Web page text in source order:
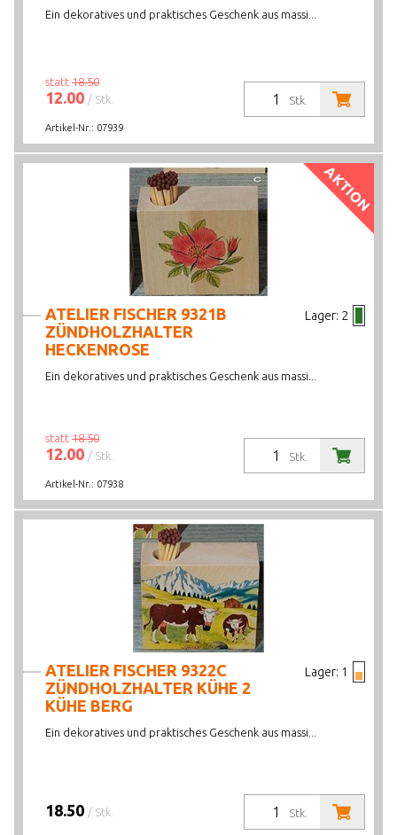
Ein dekoratives und praktisches Geschenk aus massi...
Stk.
statt 18.50
12.00 / Stk.
Artikel-Nr.: 07939
AKTION
Lager: 2
ATELIER FISCHER 9321B
ZÜNDHOLZHALTER
HECKENROSE
Ein dekoratives und praktisches Geschenk aus massi...
Stk.
statt 18.50
12.00 / Stk.
Artikel-Nr.: 07938
Lager: 1
ATELIER FISCHER 9322C
ZÜNDHOLZHALTER KÜHE 2
KÜHE BERG
Ein dekoratives und praktisches Geschenk aus massi...
Stk.
18.50 / Stk.